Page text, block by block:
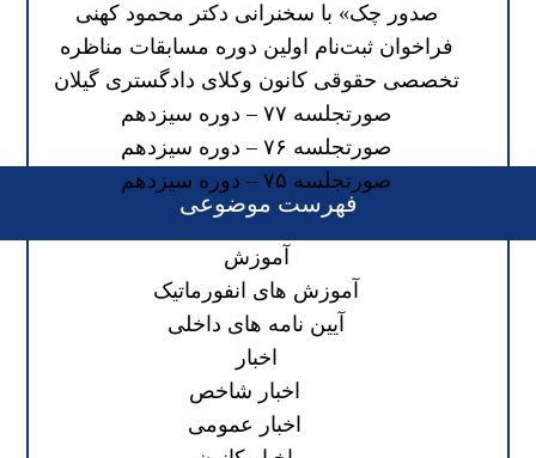
صدور چک» با سخنرانی دکتر محمود کهنی
فراخوان ثبت‌نام اولین دوره مسابقات مناظره
تخصصی حقوقی کانون وکلای دادگستری گیلان
صورتجلسه ۷۷ – دوره سیزدهم
صورتجلسه ۷۶ – دوره سیزدهم
صورتجلسه ۷۵ – دوره سیزدهم
فهرست موضوعی
آموزش
آموزش های انفورماتیک
آیین نامه های داخلی
اخبار
اخبار شاخص
اخبار عمومی